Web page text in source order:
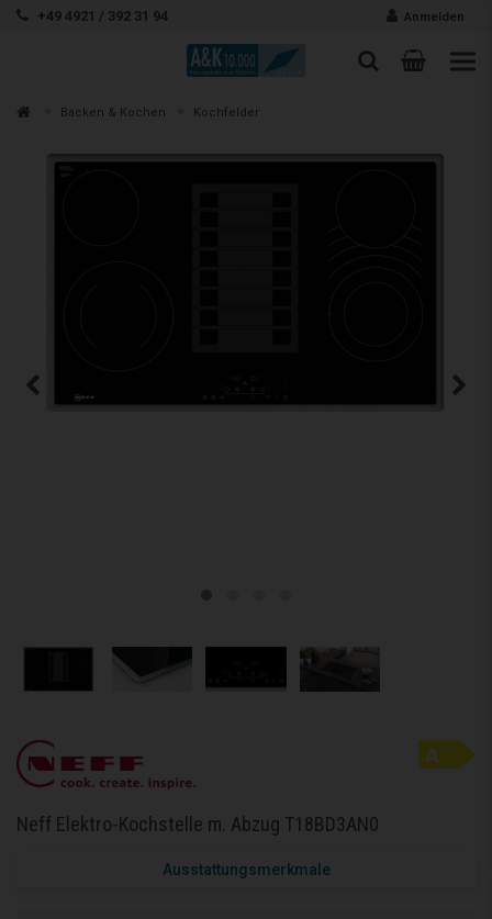
Zum Inhalt springen
+49 4921 / 392 31 94 Anmelden
Suche
Zur Backen & Kochen Kochfelder
Neff Elektro-Kochstelle m. Abzug T18BD3AN0
Ausstattungsmerkmale